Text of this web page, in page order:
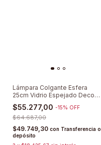
Lámpara Colgante Esfera
25cm Vidrio Espejado Deco
Moderna
$55.277,00 -15% OFF
$64.687,00
$49.749,30 con Transferencia o
depósito